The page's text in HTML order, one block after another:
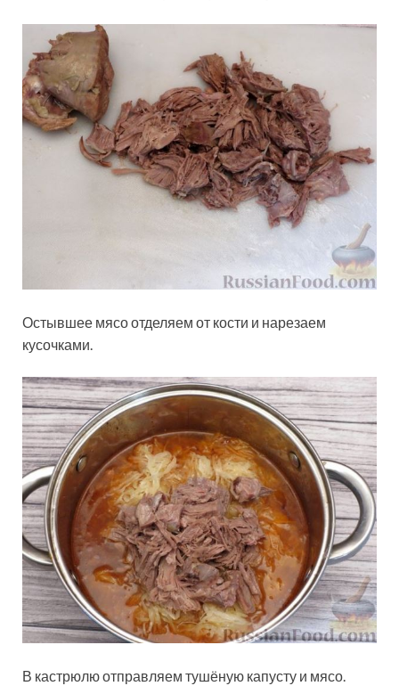
Остывшее мясо отделяем от кости и нарезаем
кусочками.
В кастрюлю отправляем тушёную капусту и мясо.